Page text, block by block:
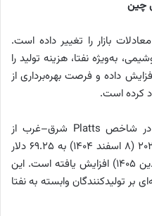
چین
بازار را تغییر داده است.
به‌ویژه نفتا، هزینه تولید را
داده و فرصت بهره‌برداری از
کرده است.
به‌عنوان نمونه، اختلاف قیمت نفتا در شاخص Platts شرق–غرب از
۴۸.۷۵ دلار در هر تن در ۲۷ فوریه ۲۰۲۶ (۸ اسفند ۱۴۰۴) به ۶۹.۲۵ دلار
در هر تن در ۲۶ مارس ۲۰۲۶ (۶ فروردین ۱۴۰۵) افزایش یافته است. این
تولیدکنندگان وابسته به نفتا